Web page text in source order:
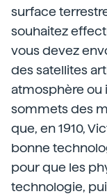
surface
souhaitez
vous devez
des satellites
atmosphère ou
sommets des
que, en 1910,
bonne
pour que les
technologie,